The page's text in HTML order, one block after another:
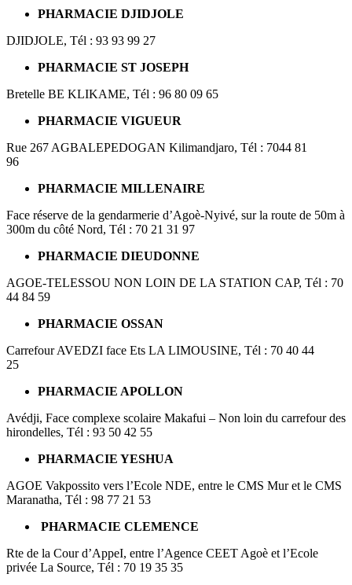
PHARMACIE DJIDJOLE
DJIDJOLE, Tél : 93 93 99 27
PHARMACIE ST JOSEPH
Bretelle BE KLIKAME, Tél : 96 80 09 65
PHARMACIE VIGUEUR
Rue 267 AGBALEPEDOGAN Kilimandjaro, Tél : 7044 81
96
PHARMACIE MILLENAIRE
Face réserve de la gendarmerie d’Agoè-Nyivé, sur la route de 50m à
300m du côté Nord, Tél : 70 21 31 97
PHARMACIE DIEUDONNE
AGOE-TELESSOU NON LOIN DE LA STATION CAP, Tél : 70
44 84 59
PHARMACIE OSSAN
Carrefour AVEDZI face Ets LA LIMOUSINE, Tél : 70 40 44
25
PHARMACIE APOLLON
Avédji, Face complexe scolaire Makafui – Non loin du carrefour des
hirondelles, Tél : 93 50 42 55
PHARMACIE YESHUA
AGOE Vakpossito vers l’Ecole NDE, entre le CMS Mur et le CMS
Maranatha, Tél : 98 77 21 53
PHARMACIE CLEMENCE
Rte de la Cour d’AppeI, entre l’Agence CEET Agoè et l’Ecole
privée La Source, Tél : 70 19 35 35